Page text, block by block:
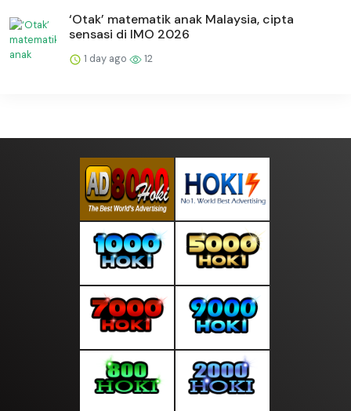
‘Otak’ matematik anak Malaysia, cipta
sensasi di IMO 2026
1 day ago 12